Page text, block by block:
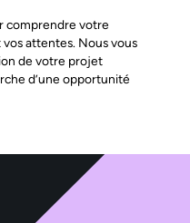
comprendre votre
attentes. Nous vous
de votre projet
d’une opportunité